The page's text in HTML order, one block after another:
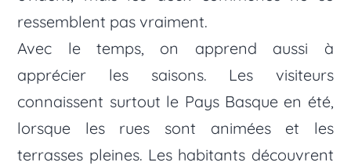
ressemblent pas vraiment.
Avec le temps, on apprend aussi à
apprécier les saisons. Les visiteurs
connaissent surtout le Pays Basque en été,
lorsque les rues sont animées et les
terrasses pleines. Les habitants découvrent